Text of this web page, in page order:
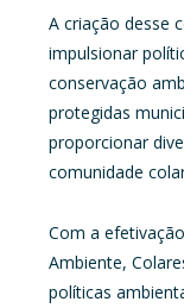
A criação desse
impulsionar
conservação
protegidas
proporcionar
comunidade
Com a
Ambiente,
políticas